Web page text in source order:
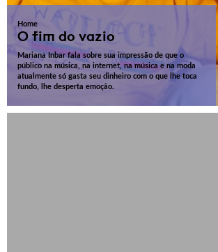
Home
O fim do vazio
Mariana Inbar fala sobre sua impressão de que o
público na música, na internet, na música e na moda
atualmente só gasta seu dinheiro com o que lhe toca
fundo, lhe desperta emoção.